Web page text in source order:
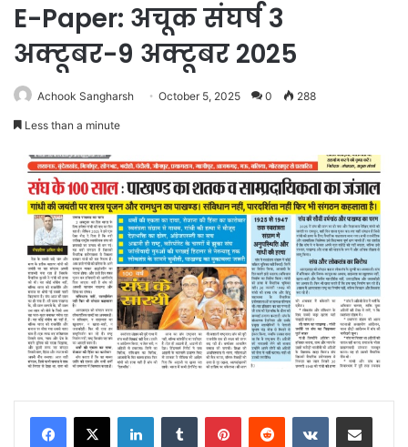
E-Paper: अचूक संघर्ष 3
अक्टूबर-9 अक्टूबर 2025
Achook Sangharsh October 5, 2025 0 288
Less than a minute
LinkedInTumblr PinterestReddit VKontakteShare via Email